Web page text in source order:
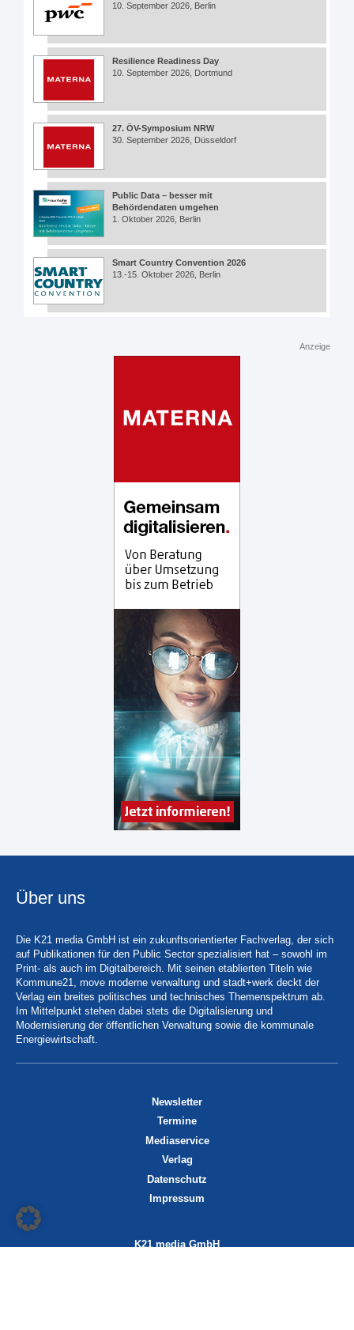
10. September 2026, Berlin
Resilience Readiness Day
10. September 2026, Dortmund
27. ÖV-Symposium NRW
30. September 2026, Düsseldorf
Public Data – besser mit
Behördendaten umgehen
1. Oktober 2026, Berlin
Smart Country Convention 2026
13.-15. Oktober 2026, Berlin
Anzeige
Über uns
Die K21 media GmbH ist ein zukunftsorientierter Fachverlag, der sich
auf Publikationen für den Public Sector spezialisiert hat – sowohl im
Print- als auch im Digitalbereich. Mit seinen etablierten Titeln wie
Kommune21, move moderne verwaltung und stadt+werk deckt der
Verlag ein breites politisches und technisches Themenspektrum ab.
Im Mittelpunkt stehen dabei stets die Digitalisierung und
Modernisierung der öffentlichen Verwaltung sowie die kommunale
Energiewirtschaft.
Newsletter
Termine
Mediaservice
Verlag
Datenschutz
Impressum
K21 media GmbH